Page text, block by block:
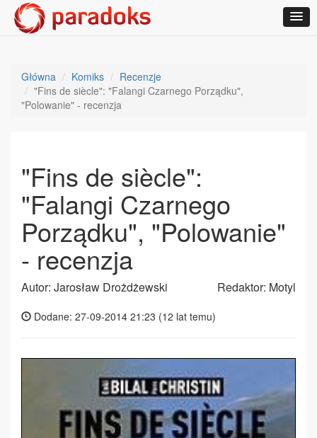
Główna Komiks
Recenzje
"Fins de siècle": "Falangi Czarnego Porządku",
"Polowanie" - recenzja
"Fins de siècle":
"Falangi Czarnego
Porządku", "Polowanie"
- recenzja
Autor: Jarosław Drożdżewski Redaktor: Motyl
Dodane: 27-09-2014 21:23 (12 lat temu)